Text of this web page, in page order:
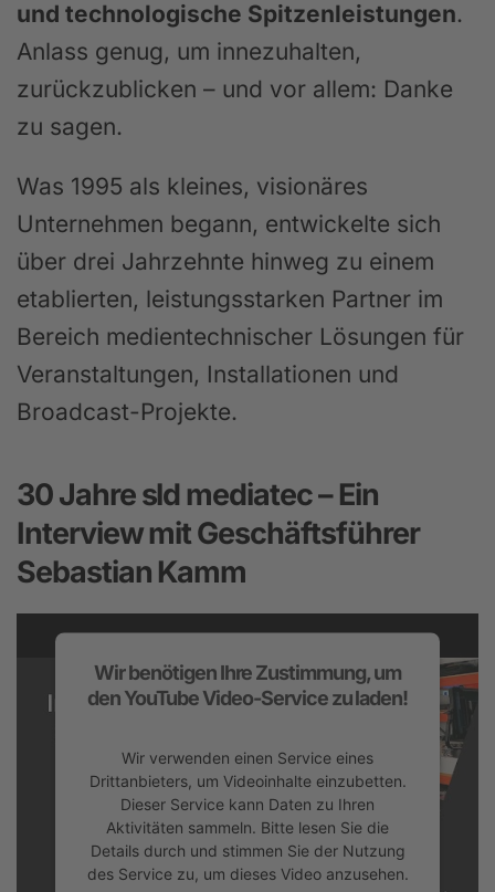
und technologische Spitzenleistungen.
Anlass genug, um innezuhalten,
zurückzublicken – und vor allem: Danke
zu sagen.
Was 1995 als kleines, visionäres
Unternehmen begann, entwickelte sich
über drei Jahrzehnte hinweg zu einem
etablierten, leistungsstarken Partner im
Bereich medientechnischer Lösungen für
Veranstaltungen, Installationen und
Broadcast-Projekte.
30 Jahre sld mediatec – Ein
Interview mit Geschäftsführer
Sebastian Kamm
Wir benötigen Ihre Zustimmung, um
den YouTube Video-Service zu laden!
Wir verwenden einen Service eines
Drittanbieters, um Videoinhalte einzubetten.
Dieser Service kann Daten zu Ihren
Aktivitäten sammeln. Bitte lesen Sie die
Details durch und stimmen Sie der Nutzung
des Service zu, um dieses Video anzusehen.